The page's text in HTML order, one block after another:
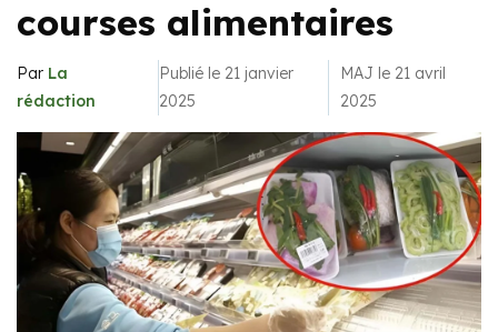
courses alimentaires
Par La
rédaction
Publié le 21 janvier
2025
MAJ le 21 avril
2025